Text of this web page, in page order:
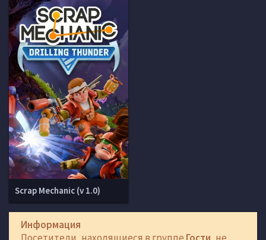
Scrap Mechanic (v 1.0)
Информация